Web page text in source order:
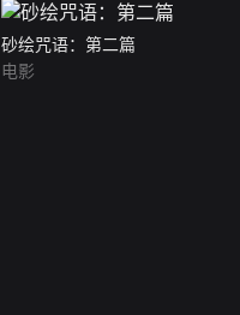
砂绘咒语：第二篇
电影